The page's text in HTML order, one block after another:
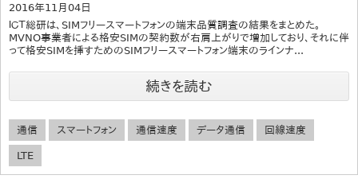
2016年11月04日
ＩＣＴ総研は、SIMフリースマートフォンの端末品質調査の結果をまとめた。
MVNO事業者による格安SIMの契約数が右肩上がりで増加しており、それに伴
って格安SIMを挿すためのSIMフリースマートフォン端末のラインナ...
続きを読む
通信 スマートフォン 通信速度 データ通信 回線速度
LTE